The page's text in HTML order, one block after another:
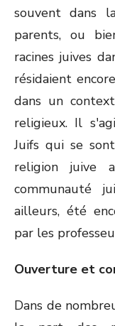
souvent dans
parents, ou
racines juives
résidaient
dans un
religieux. Il
Juifs qui se
religion juive
communauté
ailleurs, été
par les
Ouverture et
Dans de